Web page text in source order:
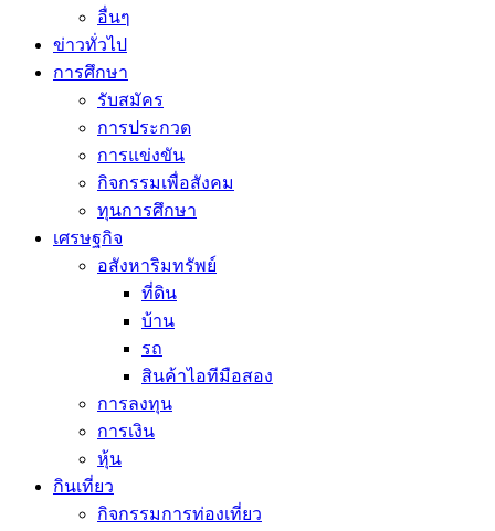
อื่นๆ
ข่าวทั่วไป
การศึกษา
รับสมัคร
การประกวด
การแข่งขัน
กิจกรรมเพื่อสังคม
ทุนการศึกษา
เศรษฐกิจ
อสังหาริมทรัพย์
ที่ดิน
บ้าน
รถ
สินค้าไอทีมือสอง
การลงทุน
การเงิน
หุ้น
กินเที่ยว
กิจกรรมการท่องเที่ยว